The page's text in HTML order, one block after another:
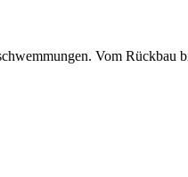
Vom Rückbau